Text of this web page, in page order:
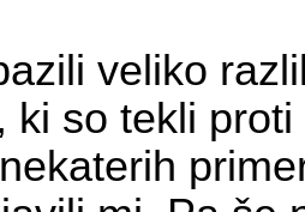
veliko
ki so tekli